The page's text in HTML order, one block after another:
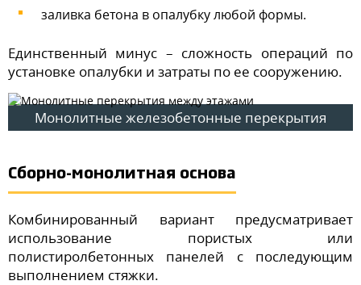
заливка бетона в опалубку любой формы.
Единственный минус – сложность операций по
установке опалубки и затраты по ее сооружению.
Монолитные железобетонные перекрытия
Сборно-монолитная основа
Комбинированный вариант предусматривает
использование пористых или
полистиролбетонных панелей с последующим
выполнением стяжки.